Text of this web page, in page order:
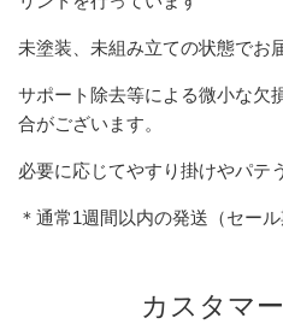
未塗装、未組み立ての状態でお
サポート除去等による微小な欠
合がございます。
必要に応じてやすり掛けやパテ
＊通常1週間以内の発送（セー
カスタマ